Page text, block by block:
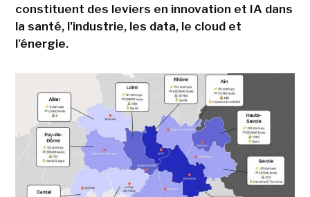
constituent des leviers en innovation et IA dans
la santé, l'industrie, les data, le cloud et
l'énergie.